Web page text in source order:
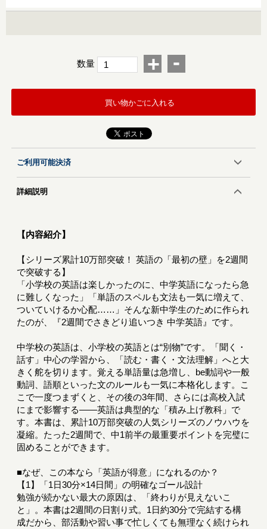
数量 + -
買い物かごに入れる
ご利用可能決済
詳細説明
【内容紹介】
【シリーズ累計10万部突破！ 英語の「最初の壁」を2週間
で突破する】
「小学校の英語は楽しかったのに、中学英語になったら急
に難しくなった」「単語のスペルも文法も一気に増えて、
ついていけるか心配……」そんな新中学生のために作られ
たのが、『2週間でさきどり追いつき 中学英語』です。
中学校の英語は、小学校の英語とは“別物”です。「聞く・
話す」中心の学習から、「読む・書く・文法理解」へと大
きく舵を切ります。覚える単語量は急増し、be動詞や一般
動詞、語順といった文のルールも一気に本格化します。こ
こで一度つまずくと、その後の3年間、さらには高校入試
にまで影響する――英語は典型的な「積み上げ教科」で
す。本書は、累計10万部突破の人気シリーズのノウハウを
凝縮。たった2週間で、中1前半の最重要ポイントを完璧に
固めることができます。
■なぜ、この本なら「英語が得意」になれるのか？
【1】「1日30分×14日間」の明確なゴール設計
勉強が続かない最大の原因は、「終わりが見えないこ
と」。本書は2週間の日割り式。1日約30分で完結する構
成だから、部活動や習い事で忙しくても無理なく続けられ